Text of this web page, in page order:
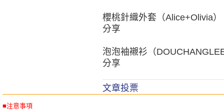
櫻桃針織外套（Alice+Olivia）
分享
泡泡袖襯衫（
分享
文章投票
■注意事項